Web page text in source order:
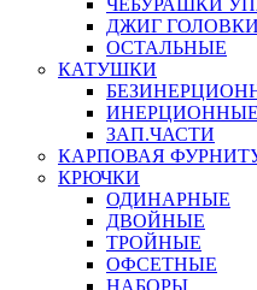
ЧЕБУРАШКИ
ДЖИГ
ОСТАЛЬНЫЕ
КАТУШКИ
ИНЕРЦИОННЫЕ
ЗАП.ЧАСТИ
КАРПОВАЯ
КРЮЧКИ
ОДИНАРНЫЕ
ДВОЙНЫЕ
ТРОЙНЫЕ
ОФСЕТНЫЕ
НАБОРЫ